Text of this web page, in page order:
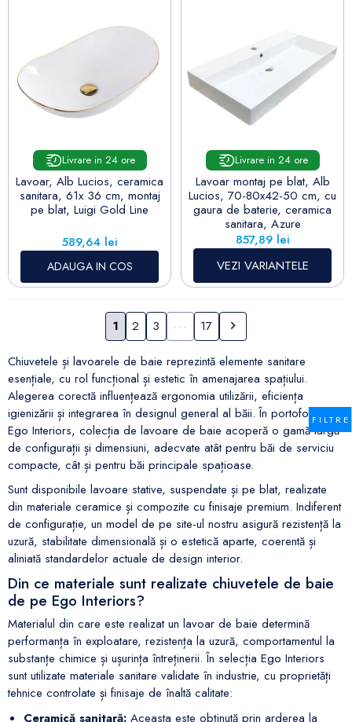
Livrare in 24 ore
Lavoar, Alb Lucios, ceramica
sanitara, 61x 36 cm, montaj
pe blat, Luigi Gold Line
Pret
589,64 lei
ADAUGA IN COS
Livrare in 24 ore
Lavoar montaj pe blat, Alb
Lucios, 70-80x42-50 cm, cu
gaura de baterie, ceramica
sanitara, Azure
Pret
857,89 lei
VEZI VARIANTELE
1 2 3 17 Urmatorul

Chiuvetele și lavoarele de baie reprezintă elemente sanitare
esențiale, cu rol funcțional și estetic în amenajarea spațiului.
Alegerea corectă influențează ergonomia utilizării, eficiența
igienizării și integrarea în designul general al băii. În portofoliul
Ego Interiors, colecția de lavoare de baie acoperă o gamă largă
de configurații și dimensiuni, adecvate atât pentru băi de serviciu
compacte, cât și pentru băi principale spațioase.
Sunt disponibile lavoare stative, suspendate și pe blat, realizate
din materiale ceramice și compozite cu finisaje premium. Indiferent
de configurație, un model de pe site-ul nostru asigură rezistență la
uzură, stabilitate dimensională și o estetică aparte, coerentă și
aliniată standardelor actuale de design interior.
Din ce materiale sunt realizate chiuvetele de baie
de pe Ego Interiors?
Materialul din care este realizat un lavoar de baie determină
performanța în exploatare, rezistența la uzură, comportamentul la
substanțe chimice și ușurința întreținerii. În selecția Ego Interiors
sunt utilizate materiale sanitare validate în industrie, cu proprietăți
tehnice controlate și finisaje de înaltă calitate:
Ceramică sanitară: Aceasta este obținută prin arderea la
Controlează-ți
confidențialitatea
Utilizăm cookie-uri pentru a personaliza conținutul și
rețelelor sociale și pentru a analiza traficul de pe
site. De asemenea, împărtășim informații despre
modul în care utilizezi site-ul nostru cu partenerii
noștri din domeniul rețelelor sociale, publicității și
analizelor. Aceste informații pot fi combinate cu alte
date furnizate de tine sau colectate în urma utilizării
serviciilor lor. Află mai multe detalii, inclusiv despre
cum îți poți retrage acordul, în
Politica de
Confidentialitate si Utilizare Cookie-uri
Mai multe informatii Accepta toate
FILTRE